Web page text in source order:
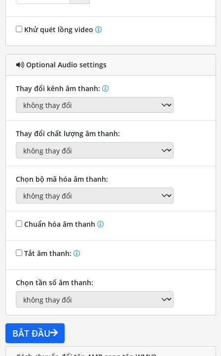
Khử quét lồng video
Optional Audio settings
Thay đổi kênh âm thanh:
Thay đổi chất lượng âm thanh:
Chọn bộ mã hóa âm thanh:
Chuẩn hóa âm thanh
Tắt âm thanh:
Chọn tần số âm thanh:
BẮT ĐẦU